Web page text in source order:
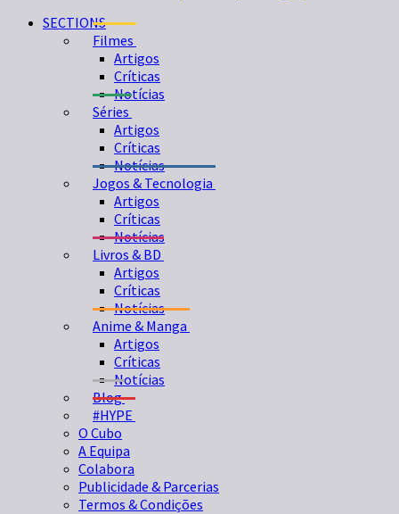
SECTIONS
Filmes
Artigos
Críticas
Notícias
Séries
Artigos
Críticas
Notícias
Jogos & Tecnologia
Artigos
Críticas
Notícias
Livros & BD
Artigos
Críticas
Notícias
Anime & Manga
Artigos
Críticas
Notícias
Blog
#HYPE
O Cubo
A Equipa
Colabora
Publicidade & Parcerias
Termos & Condições